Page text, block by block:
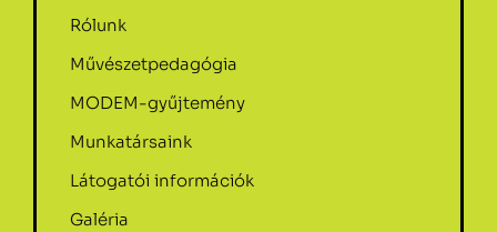
Rólunk
Művészetpedagógia
MODEM-gyűjtemény
Munkatársaink
Látogatói információk
Galéria